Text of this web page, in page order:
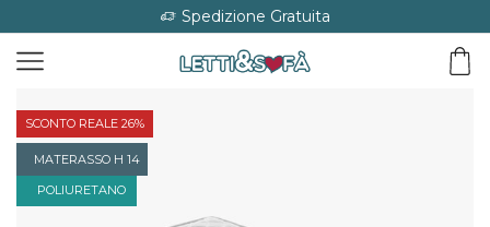
Spedizione Gratuita
SCONTO REALE 26%
POLIURETANO
MATERASSO H 14